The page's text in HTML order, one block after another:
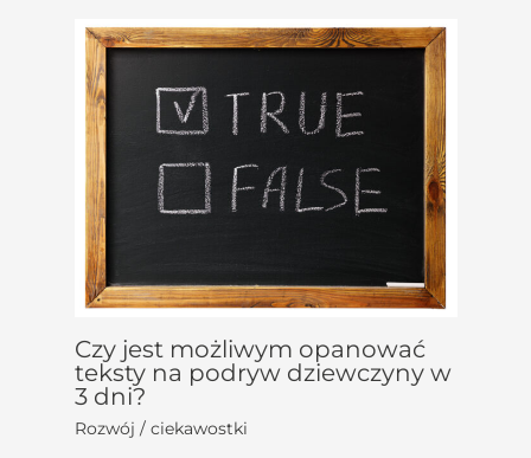
Czy jest możliwym opanować
teksty na podryw dziewczyny w
3 dni?
Rozwój / ciekawostki